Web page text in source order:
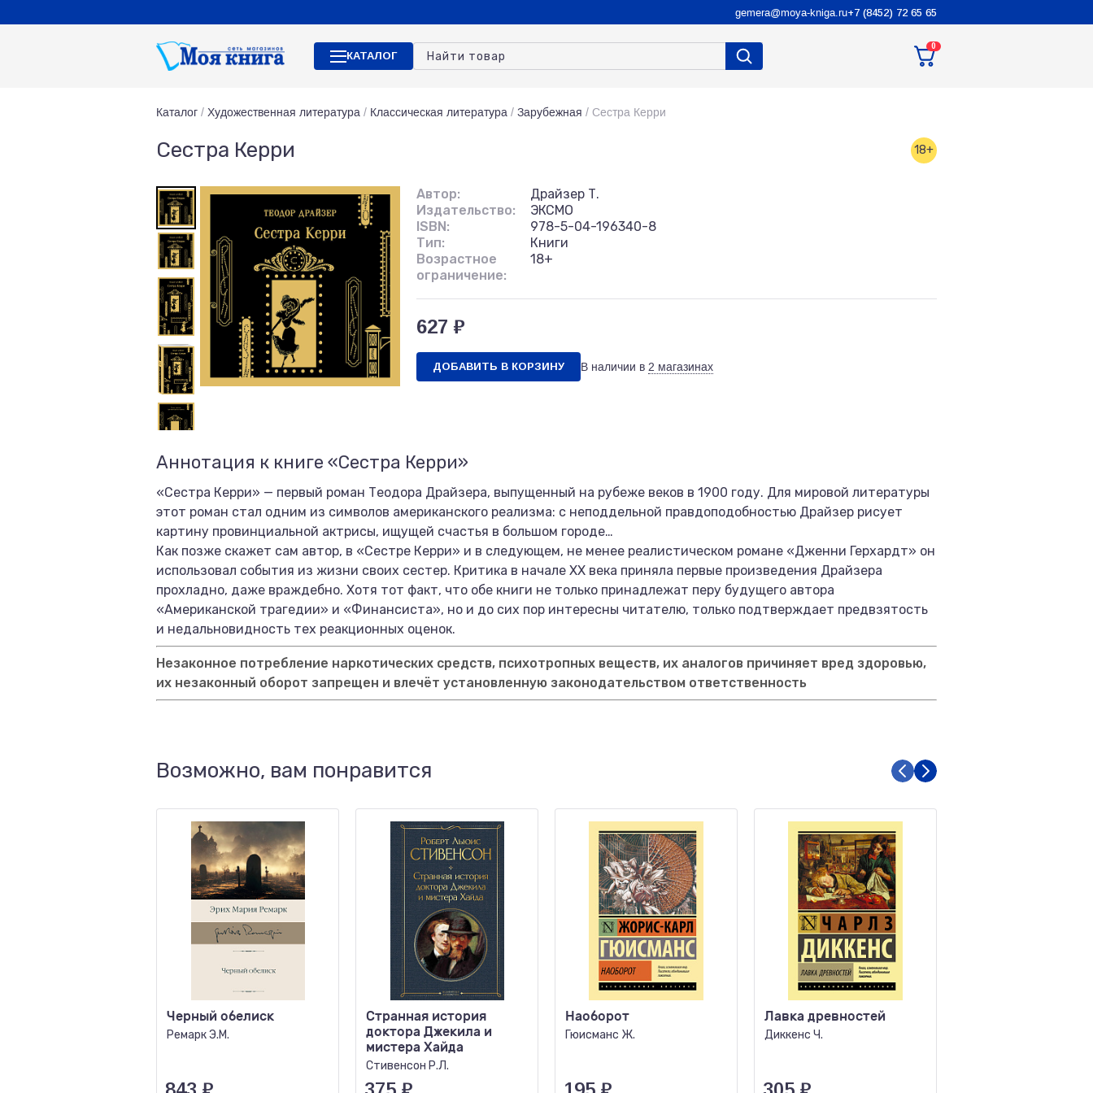
gemera@moya-kniga.ru+7 (8452) 72 65 65
КАТАЛОГ
0
Каталог / Художественная литература / Классическая литература / Зарубежная / Сестра Керри
Сестра Керри 18+
Автор:
Драйзер Т.
Издательство:
ЭКСМО
ISBN:
978-5-04-196340-8
Тип:
Книги
Возрастное
ограничение:
18+
627 ₽
ДОБАВИТЬ В КОРЗИНУ В наличии в 2 магазинах
Аннотация к книге «Сестра Керри»
«Сестра Керри» — первый роман Теодора Драйзера, выпущенный на рубеже веков в 1900 году. Для мировой литературы
этот роман стал одним из символов американского реализма: с неподдельной правдоподобностью Драйзер рисует
картину провинциальной актрисы, ищущей счастья в большом городе…
Как позже скажет сам автор, в «Сестре Керри» и в следующем, не менее реалистическом романе «Дженни Герхардт» он
использовал события из жизни своих сестер. Критика в начале XX века приняла первые произведения Драйзера
прохладно, даже враждебно. Хотя тот факт, что обе книги не только принадлежат перу будущего автора
«Американской трагедии» и «Финансиста», но и до сих пор интересны читателю, только подтверждает предвзятость
и недальновидность тех реакционных оценок.
Незаконное потребление наркотических средств, психотропных веществ, их аналогов причиняет вред здоровью,
их незаконный оборот запрещен и влечёт установленную законодательством ответственность
Возможно, вам понравится
Черный обелиск
Ремарк Э.М.
Странная история
доктора Джекила и
мистера Хайда
Стивенсон Р.Л.
Наоборот
Гюисманс Ж.
Лавка древностей
Диккенс Ч.